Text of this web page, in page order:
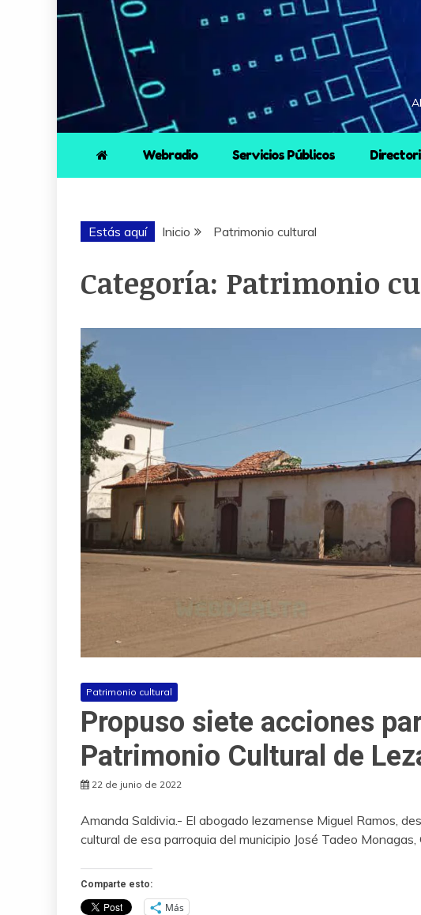
Webradio Servicios Públicos
Estás aquí Inicio Patrimonio cultural
Categoría: Patrimonio
Patrimonio cultural
Propuso siete acciones
Patrimonio Cultural de
22 de junio de 2022
Amanda Saldivia.- El abogado lezamense Miguel Ramos,
cultural de esa parroquia del municipio José Tadeo Monagas,
Comparte esto:
Más